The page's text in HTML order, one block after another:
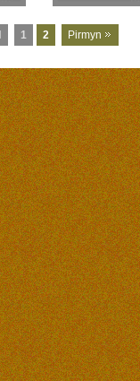
1 2 Pirmyn